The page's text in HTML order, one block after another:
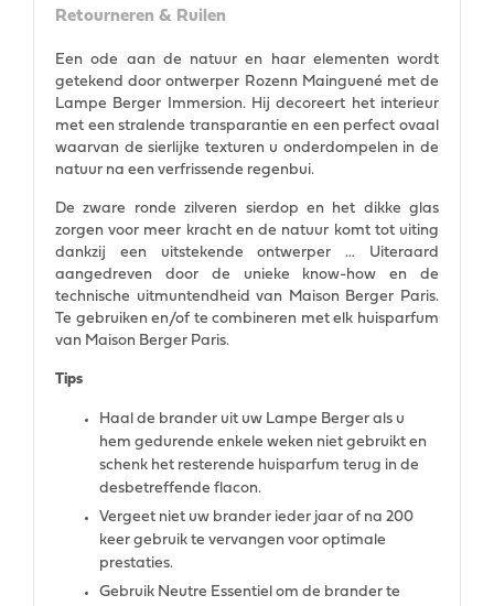
Retourneren & Ruilen
Een ode aan de natuur en haar elementen wordt
getekend door ontwerper Rozenn Mainguené met de
Lampe Berger Immersion. Hij decoreert het interieur
met een stralende transparantie en een perfect ovaal
waarvan de sierlijke texturen u onderdompelen in de
natuur na een verfrissende regenbui.
De zware ronde zilveren sierdop en het dikke glas
zorgen voor meer kracht en de natuur komt tot uiting
dankzij een uitstekende ontwerper … Uiteraard
aangedreven door de unieke know-how en de
technische uitmuntendheid van Maison Berger Paris.
Te gebruiken en/of te combineren met elk huisparfum
van Maison Berger Paris.
Tips
Haal de brander uit uw Lampe Berger als u
hem gedurende enkele weken niet gebruikt en
schenk het resterende huisparfum terug in de
desbetreffende flacon.
Vergeet niet uw brander ieder jaar of na 200
keer gebruik te vervangen voor optimale
prestaties.
Gebruik Neutre Essentiel om de brander te